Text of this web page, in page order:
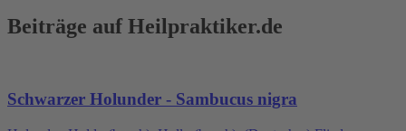
Beiträge auf Heilpraktiker.de
Schwarzer Holunder - Sambucus nigra